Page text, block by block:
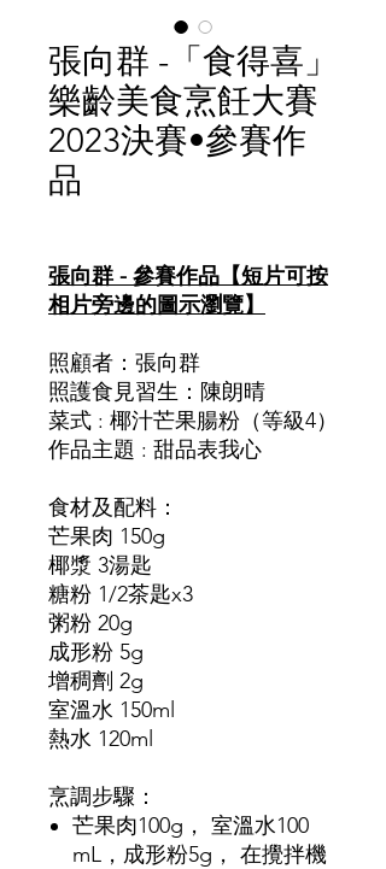
張向群 -「食得喜」
樂齡美食烹飪大賽
2023決賽•參賽作
品
格
張向群 - 參賽作品【短片可按
相片旁邊的圖示瀏覽】
照顧者：張向群
照護食見習生：陳朗晴
菜式 : 椰汁芒果腸粉（等級4）
作品主題 : 甜品表我心
食材及配料：
芒果肉 150g
椰漿 3湯匙
糖粉 1/2茶匙x3
粥粉 20g
成形粉 5g
增稠劑 2g
室溫水 150ml
熱水 120ml
烹調步驟：
芒果肉100g ， 室溫水100
mL ，成形粉5g ， 在攪拌機